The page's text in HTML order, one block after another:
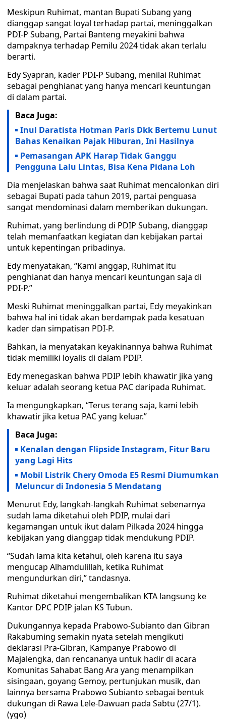
Meskipun Ruhimat, mantan Bupati Subang yang
dianggap sangat loyal terhadap partai, meninggalkan
PDI-P Subang, Partai Banteng meyakini bahwa
dampaknya terhadap Pemilu 2024 tidak akan terlalu
berarti.
Edy Syapran, kader PDI-P Subang, menilai Ruhimat
sebagai penghianat yang hanya mencari keuntungan
di dalam partai.
Baca Juga:
Inul Daratista Hotman Paris Dkk Bertemu Lunut
Bahas Kenaikan Pajak Hiburan, Ini Hasilnya
Pemasangan APK Harap Tidak Ganggu
Pengguna Lalu Lintas, Bisa Kena Pidana Loh
Dia menjelaskan bahwa saat Ruhimat mencalonkan diri
sebagai Bupati pada tahun 2019, partai penguasa
sangat mendominasi dalam memberikan dukungan.
Ruhimat, yang berlindung di PDIP Subang, dianggap
telah memanfaatkan kegiatan dan kebijakan partai
untuk kepentingan pribadinya.
Edy menyatakan, “Kami anggap, Ruhimat itu
penghianat dan hanya mencari keuntungan saja di
PDI-P.”
Meski Ruhimat meninggalkan partai, Edy meyakinkan
bahwa hal ini tidak akan berdampak pada kesatuan
kader dan simpatisan PDI-P.
Bahkan, ia menyatakan keyakinannya bahwa Ruhimat
tidak memiliki loyalis di dalam PDIP.
Edy menegaskan bahwa PDIP lebih khawatir jika yang
keluar adalah seorang ketua PAC daripada Ruhimat.
Ia mengungkapkan, “Terus terang saja, kami lebih
khawatir jika ketua PAC yang keluar.”
Baca Juga:
Kenalan dengan Flipside Instagram, Fitur Baru
yang Lagi Hits
Mobil Listrik Chery Omoda E5 Resmi Diumumkan
Meluncur di Indonesia 5 Mendatang
Menurut Edy, langkah-langkah Ruhimat sebenarnya
sudah lama diketahui oleh PDIP, mulai dari
kegamangan untuk ikut dalam Pilkada 2024 hingga
kebijakan yang dianggap tidak mendukung PDIP.
“Sudah lama kita ketahui, oleh karena itu saya
mengucap Alhamdulillah, ketika Ruhimat
mengundurkan diri,” tandasnya.
Ruhimat diketahui mengembalikan KTA langsung ke
Kantor DPC PDIP jalan KS Tubun.
Dukungannya kepada Prabowo-Subianto dan Gibran
Rakabuming semakin nyata setelah mengikuti
deklarasi Pra-Gibran, Kampanye Prabowo di
Majalengka, dan rencananya untuk hadir di acara
Komunitas Sahabat Bang Ara yang menampilkan
sisingaan, goyang Gemoy, pertunjukan musik, dan
lainnya bersama Prabowo Subianto sebagai bentuk
dukungan di Rawa Lele-Dawuan pada Sabtu (27/1).
(ygo)